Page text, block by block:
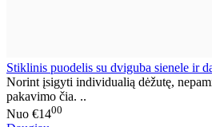
Stiklinis puodelis su dviguba sienele ir
Norint įsigyti individualią dėžutę,
pakavimo čia. ..
Nuo €1400